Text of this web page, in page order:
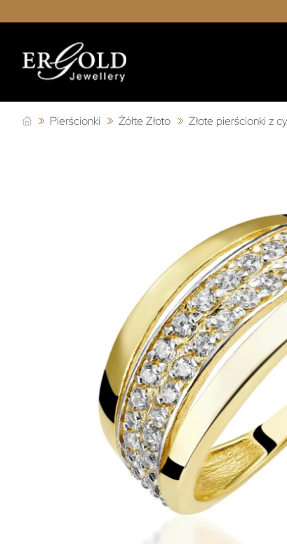
Pierścionki Żółte Złoto Złote pierścionki z